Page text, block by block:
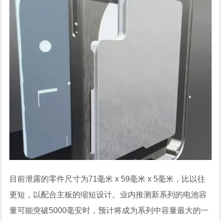
目前泄露的零件尺寸为71毫米 x 59毫米 x 5毫米，比以往
更短，以配合主板的缩短设计。业内推测新系列的电池容
量可能突破5000毫安时，预计将成为系列中容量最大的一